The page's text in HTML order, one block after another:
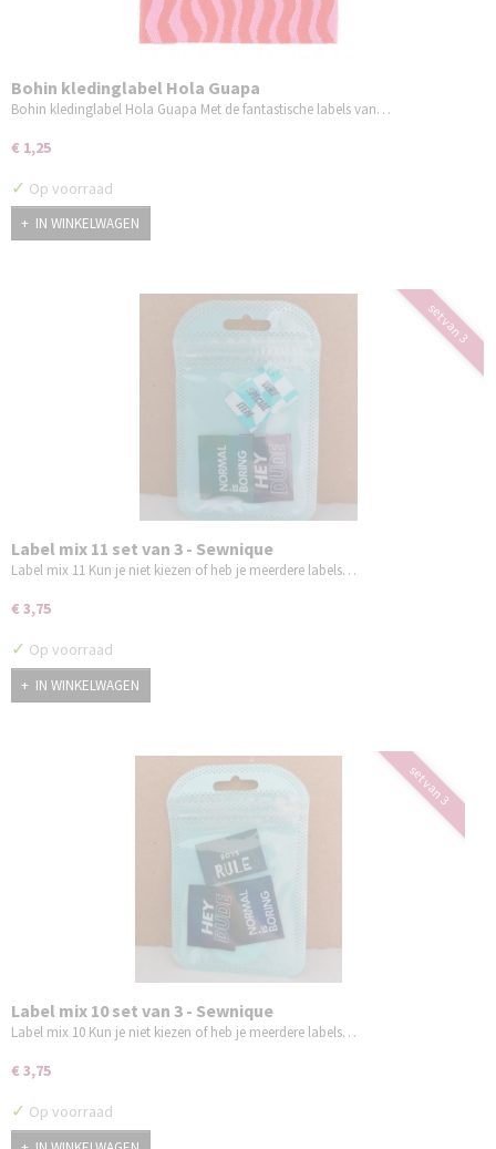
Bohin kledinglabel Hola Guapa
Bohin kledinglabel Hola Guapa Met de fantastische labels van…
€ 1,25
✓ Op voorraad
IN WINKELWAGEN
set van 3
Label mix 11 set van 3 - Sewnique
Label mix 11 Kun je niet kiezen of heb je meerdere labels…
€ 3,75
✓ Op voorraad
IN WINKELWAGEN
set van 3
Label mix 10 set van 3 - Sewnique
Label mix 10 Kun je niet kiezen of heb je meerdere labels…
€ 3,75
✓ Op voorraad